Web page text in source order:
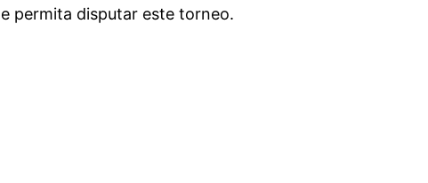
permita disputar este torneo.